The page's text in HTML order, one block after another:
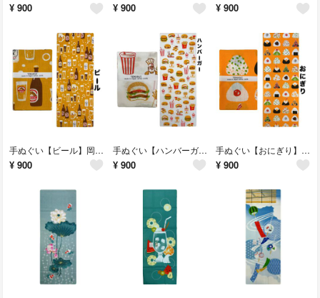
¥ 900 ¥ 900 ¥ 900
手ぬぐい【ビール】岡生地 34×90cm 汗取り 日除け 可愛い 剣道女子 食べ物手ぬぐい 新品未使用 日本製
¥ 900
手ぬぐい【ハンバーガー】岡生地 34×90cm 汗取り 日除け 可愛い 剣道女子 食べ物手ぬぐい 日本手ぬぐい 新品未使用 日本製
¥ 900
手ぬぐい【おにぎり】汗取り 岡生地 34×90cm 和柄 日本手ぬぐい 新品 日本製
¥ 900